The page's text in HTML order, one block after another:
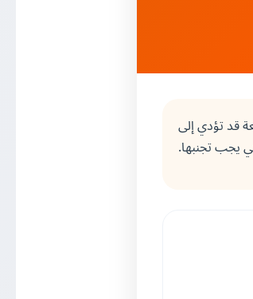
قد تؤدي إلى
يجب تجنبها.